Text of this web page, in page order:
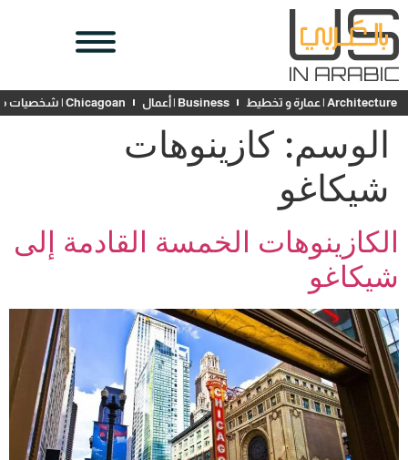
Architecture | عمارة و تخطيط Business | أعمال Chicagoan | شخصيات محلية
الوسم: كازينوهات
شيكاغو
الكازينوهات الخمسة القادمة إلى
شيكاغو